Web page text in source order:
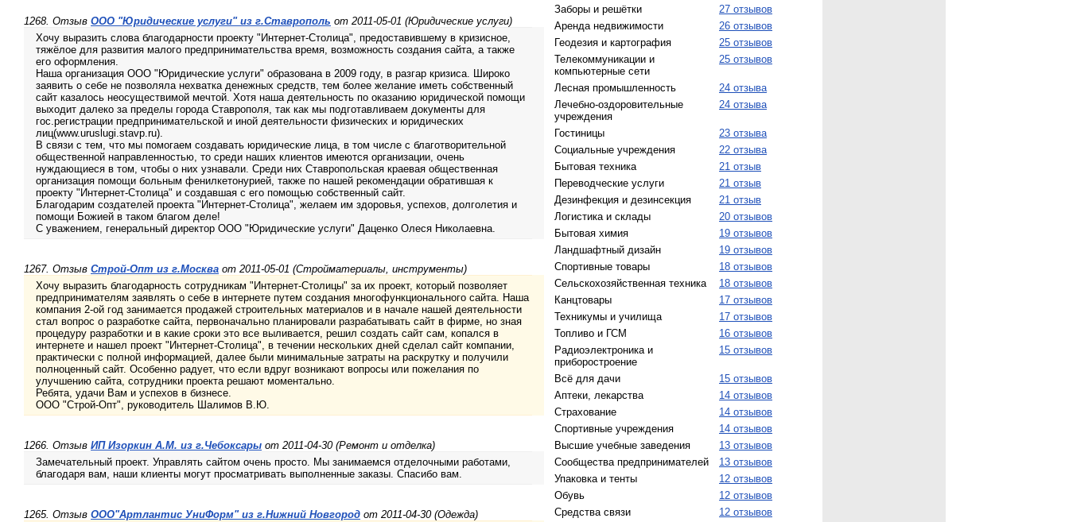
1268. Отзыв ООО "Юридические услуги" из г.Ставрополь от 2011-05-01 (Юридические услуги)
Хочу выразить слова благодарности проекту "Интернет-Столица", предоставившему в кризисное,
тяжёлое для развития малого предпринимательства время, возможность создания сайта, а также
его оформления.
Наша организация ООО "Юридические услуги" образована в 2009 году, в разгар кризиса. Широко
заявить о себе не позволяла нехватка денежных средств, тем более желание иметь собственный
сайт казалось неосуществимой мечтой. Хотя наша деятельность по оказанию юридической помощи
выходит далеко за пределы города Ставрополя, так как мы подготавливаем документы для
гос.регистрации предпринимательской и иной деятельности физических и юридических
лиц(www.uruslugi.stavp.ru).
В связи с тем, что мы помогаем создавать юридические лица, в том числе с благотворительной
общественной направленностью, то среди наших клиентов имеются организации, очень
нуждающиеся в том, чтобы о них узнавали. Среди них Ставропольская краевая общественная
организация помощи больным фенилкетонурией, также по нашей рекомендации обратившая к
проекту "Интернет-Столица" и создавшая с его помощью собственный сайт.
Благодарим создателей проекта "Интернет-Столица", желаем им здоровья, успехов, долголетия и
помощи Божией в таком благом деле!
С уважением, генеральный директор ООО "Юридические услуги" Даценко Олеся Николаевна.
1267. Отзыв Строй-Опт из г.Москва от 2011-05-01 (Стройматериалы, инструменты)
Хочу выразить благодарность сотрудникам "Интернет-Столицы" за их проект, который позволяет
предпринимателям заявлять о себе в интернете путем создания многофункционального сайта. Наша
компания 2-ой год занимается продажей строительных материалов и в начале нашей деятельности
стал вопрос о разработке сайта, первоначально планировали разрабатывать сайт в фирме, но зная
процедуру разработки и в какие сроки это все выливается, решил создать сайт сам, копался в
интернете и нашел проект "Интернет-Столица", в течении нескольких дней сделал сайт компании,
практически с полной информацией, далее были минимальные затраты на раскрутку и получили
полноценный сайт. Особенно радует, что если вдруг возникают вопросы или пожелания по
улучшению сайта, сотрудники проекта решают моментально.
Ребята, удачи Вам и успехов в бизнесе.
ООО "Строй-Опт", руководитель Шалимов В.Ю.
1266. Отзыв ИП Изоркин А.М. из г.Чебоксары от 2011-04-30 (Ремонт и отделка)
Замечательный проект. Управлять сайтом очень просто. Мы занимаемся отделочными работами,
благодаря вам, наши клиенты могут просматривать выполненные заказы. Спасибо вам.
1265. Отзыв ООО"Артлантис УниФорм" из г.Нижний Новгород от 2011-04-30 (Одежда)
Заборы и решётки
27 отзывов
Аренда недвижимости
26 отзывов
Геодезия и картография
25 отзывов
Телекоммуникации и
компьютерные сети
25 отзывов
Лесная промышленность
24 отзыва
Лечебно-оздоровительные
учреждения
24 отзыва
Гостиницы
23 отзыва
Социальные учреждения
22 отзыва
Бытовая техника
21 отзыв
Переводческие услуги
21 отзыв
Дезинфекция и дезинсекция
21 отзыв
Логистика и склады
20 отзывов
Бытовая химия
19 отзывов
Ландшафтный дизайн
19 отзывов
Спортивные товары
18 отзывов
Сельскохозяйственная техника
18 отзывов
Канцтовары
17 отзывов
Техникумы и училища
17 отзывов
Топливо и ГСМ
16 отзывов
Радиоэлектроника и
приборостроение
15 отзывов
Всё для дачи
15 отзывов
Аптеки, лекарства
14 отзывов
Страхование
14 отзывов
Спортивные учреждения
14 отзывов
Высшие учебные заведения
13 отзывов
Сообщества предпринимателей
13 отзывов
Упаковка и тенты
12 отзывов
Обувь
12 отзывов
Средства связи
12 отзывов